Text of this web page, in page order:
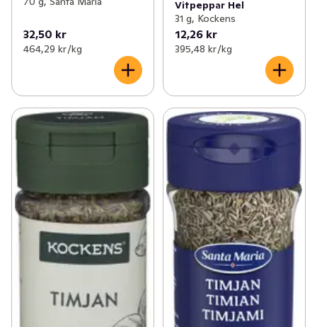
32,50 kr
464,29 kr /kg
Vitpeppar Hel
31 g, Kockens
12,26 kr
395,48 kr /kg